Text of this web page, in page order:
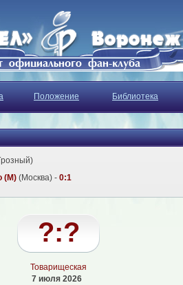
Положение Библиотека
(М) (Москва) - 0:1
?:?
Товарищеская
7 июля 2026